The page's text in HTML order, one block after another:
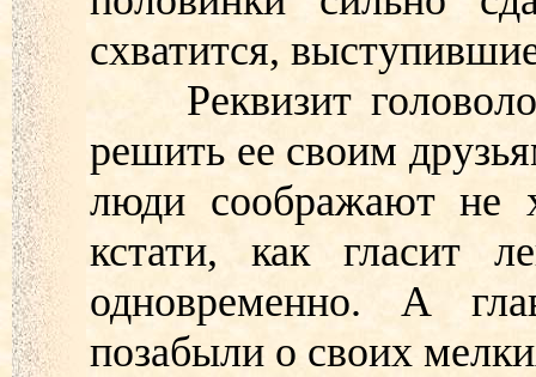
схватится,
Реквизит
решить ее своим
люди соображают не
кстати, как гласит
одновременно. А
позабыли о своих